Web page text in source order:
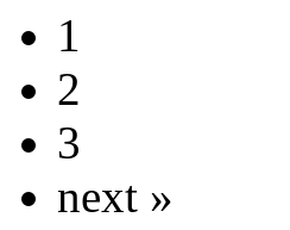
1
2
3
next »